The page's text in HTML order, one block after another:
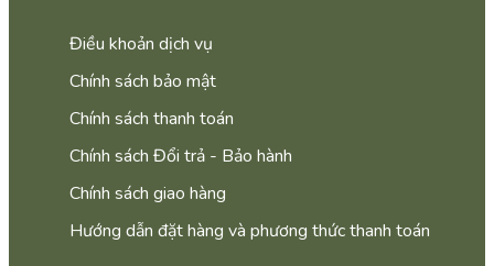
Điều khoản dịch vụ
Chính sách bảo mật
Chính sách thanh toán
Chính sách Đổi trả - Bảo hành
Chính sách giao hàng
Hướng dẫn đặt hàng và phương thức thanh toán